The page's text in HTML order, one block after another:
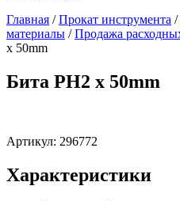
Главная /Прокат инструмента /
материалы /Продажа
x 50mm
Бита PH2 x 50mm
Артикул: 296772
Характеристики